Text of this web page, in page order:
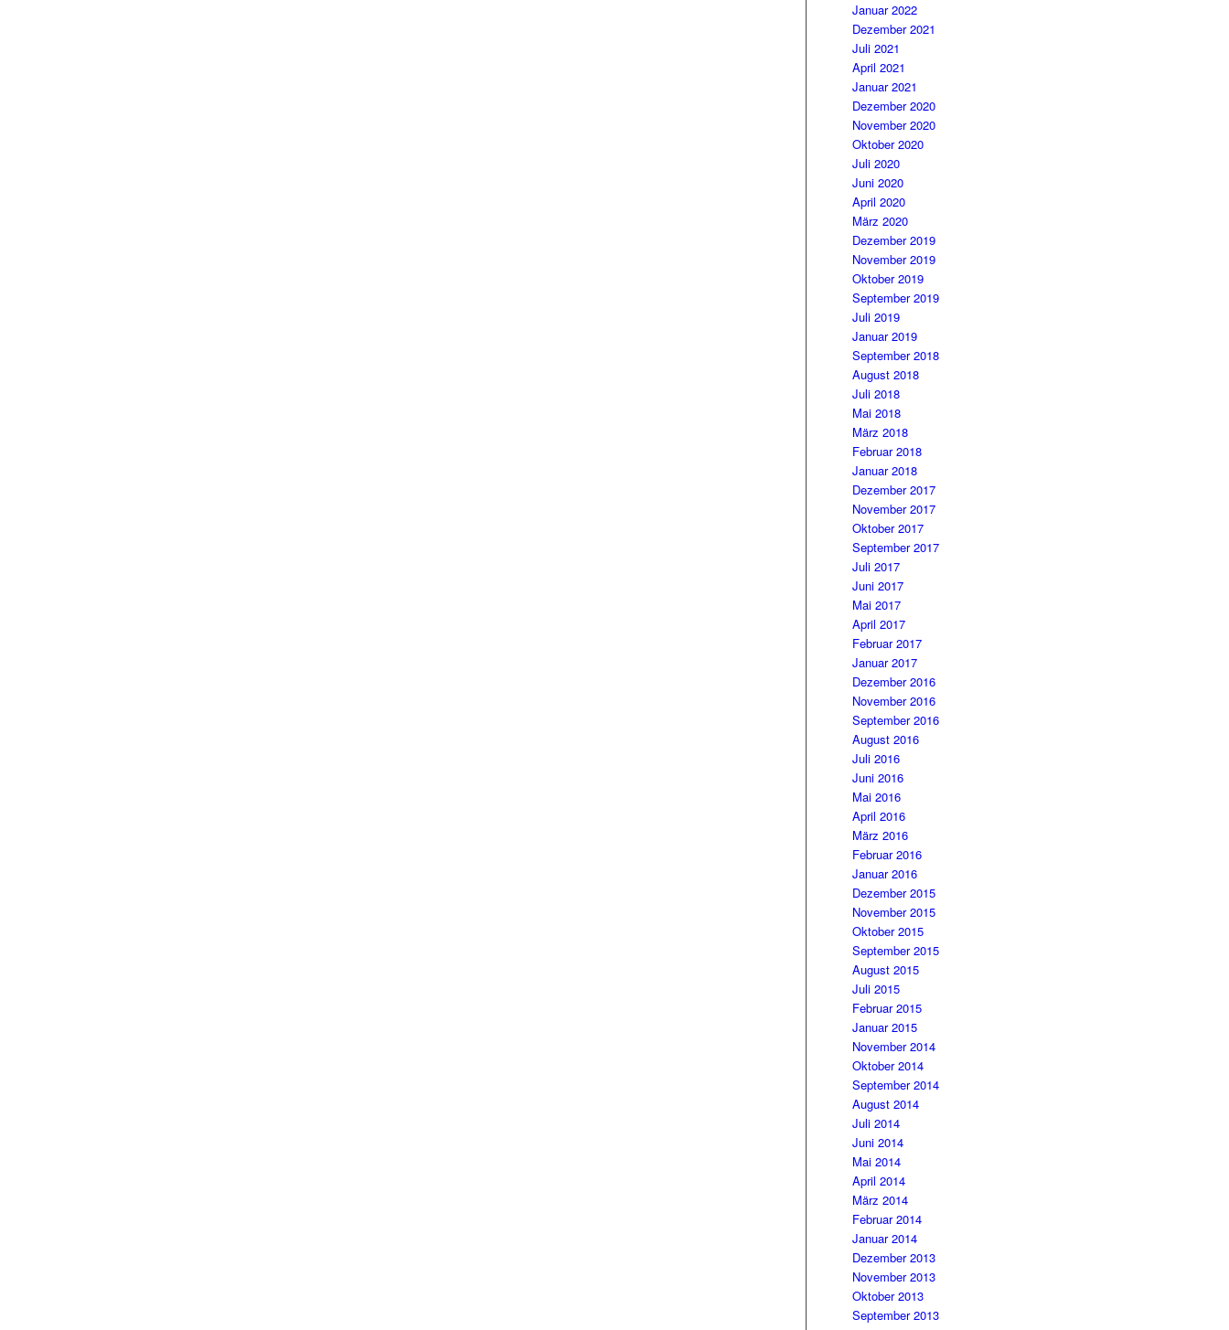
Januar 2022
Dezember 2021
Juli 2021
April 2021
Januar 2021
Dezember 2020
November 2020
Oktober 2020
Juli 2020
Juni 2020
April 2020
März 2020
Dezember 2019
November 2019
Oktober 2019
September 2019
Juli 2019
Januar 2019
September 2018
August 2018
Juli 2018
Mai 2018
März 2018
Februar 2018
Januar 2018
Dezember 2017
November 2017
Oktober 2017
September 2017
Juli 2017
Juni 2017
Mai 2017
April 2017
Februar 2017
Januar 2017
Dezember 2016
November 2016
September 2016
August 2016
Juli 2016
Juni 2016
Mai 2016
April 2016
März 2016
Februar 2016
Januar 2016
Dezember 2015
November 2015
Oktober 2015
September 2015
August 2015
Juli 2015
Februar 2015
Januar 2015
November 2014
Oktober 2014
September 2014
August 2014
Juli 2014
Juni 2014
Mai 2014
April 2014
März 2014
Februar 2014
Januar 2014
Dezember 2013
November 2013
Oktober 2013
September 2013